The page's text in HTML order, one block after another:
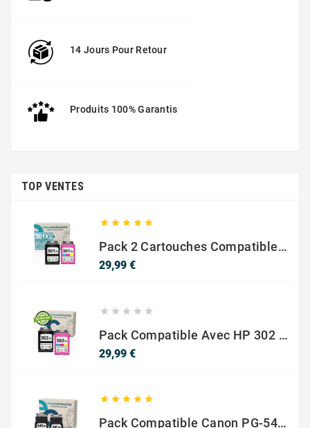
14 Jours Pour Retour
Produits 100% Garantis
TOP VENTES
    
Pack 2 Cartouches Compatible Avec HP 301 XL Noir Et Couleur
29,99 €Prix
    
Pack Compatible Avec HP 302 XL Noir Et Couleur - SANS NIVEAU ENCRE
29,99 €Prix
    
Pack Compatible Canon PG-540 XL / CL-541 XL – Noir & Couleur – Haute Capacité